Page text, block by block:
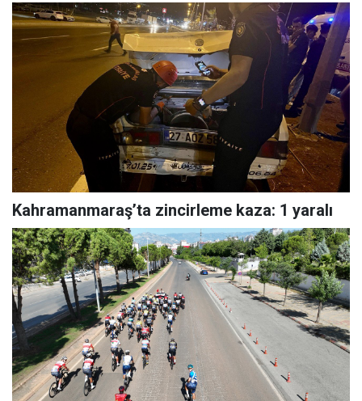
Kahramanmaraş’ta zincirleme kaza: 1 yaralı